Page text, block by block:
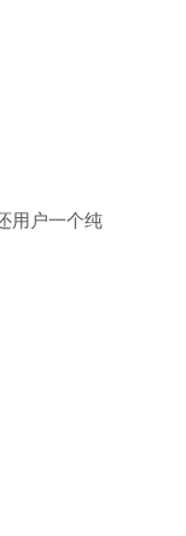
用户一个纯